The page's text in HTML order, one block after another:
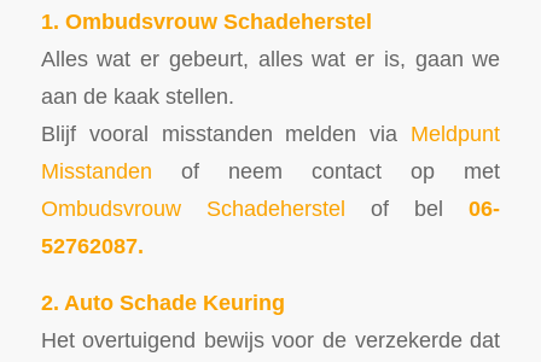
1. Ombudsvrouw Schadeherstel
Alles wat er gebeurt, alles wat er is, gaan we
aan de kaak stellen.
Blijf vooral misstanden melden via Meldpunt
Misstanden of neem contact op met
Ombudsvrouw Schadeherstel of bel06-
52762087.
2. Auto Schade Keuring
Het overtuigend bewijs voor de verzekerde dat